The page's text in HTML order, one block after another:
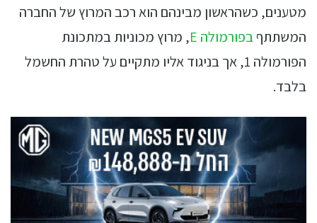
מטענים, כשהראשון מבינהם הוא רכב המרוץ של החברה
המשתתףבפורמולה E
, מרוץ מכוניות במתכונת
הפורמולה 1, אך בניגוד אליו מתקיים על טהרת החשמל
בלבד.